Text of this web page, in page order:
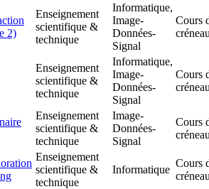
2)
Enseignement
scientifique &
technique
Informatique,
Image-
Données-
Signal
Cours
Enseignement
scientifique &
technique
Informatique,
Image-
Données-
Signal
Cours
Enseignement
scientifique &
technique
Image-
Données-
Signal
Cours
Enseignement
scientifique &
technique
Informatique
Cours